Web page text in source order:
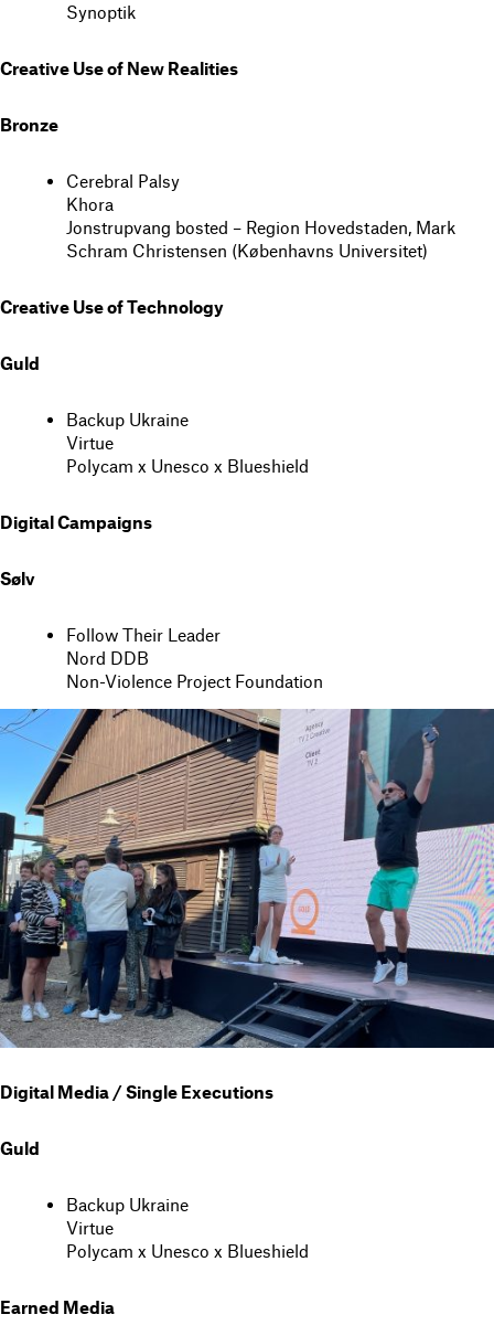
Synoptik
Creative Use of New Realities
Bronze
Cerebral Palsy
Khora
Jonstrupvang bosted – Region Hovedstaden, Mark
Schram Christensen (Københavns Universitet)
Creative Use of Technology
Guld
Backup Ukraine
Virtue
Polycam x Unesco x Blueshield
Digital Campaigns
Sølv
Follow Their Leader
Nord DDB
Non-Violence Project Foundation
Digital Media / Single Executions
Guld
Backup Ukraine
Virtue
Polycam x Unesco x Blueshield
Earned Media